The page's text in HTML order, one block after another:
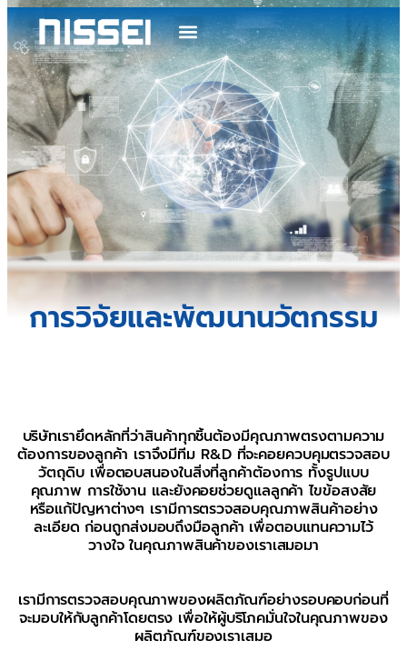
การวิจัยและพัฒนานวัตกรรม
บริษัทเรายึดหลักที่ว่าสินค้าทุกชิ้นต้องมีคุณภาพตรงตามความ
ต้องการของลูกค้า เราจึงมีทีม R&D ที่จะคอยควบคุมตรวจสอบ
วัตถุดิบ เพื่อตอบสนองในสิ่งที่ลูกค้าต้องการ ทั้งรูปแบบ
คุณภาพ การใช้งาน และยังคอยช่วยดูแลลูกค้า ไขข้อสงสัย
หรือแก้ปัญหาต่างๆ เรามีการตรวจสอบคุณภาพสินค้าอย่าง
ละเอียด ก่อนถูกส่งมอบถึงมือลูกค้า เพื่อตอบแทนความไว้
วางใจ ในคุณภาพสินค้าของเราเสมอมา
เรามีการตรวจสอบคุณภาพของผลิตภัณฑ์อย่างรอบคอบก่อนที่
จะมอบให้กับลูกค้าโดยตรง เพื่อให้ผู้บริโภคมั่นใจในคุณภาพของ
ผลิตภัณฑ์ของเราเสมอ